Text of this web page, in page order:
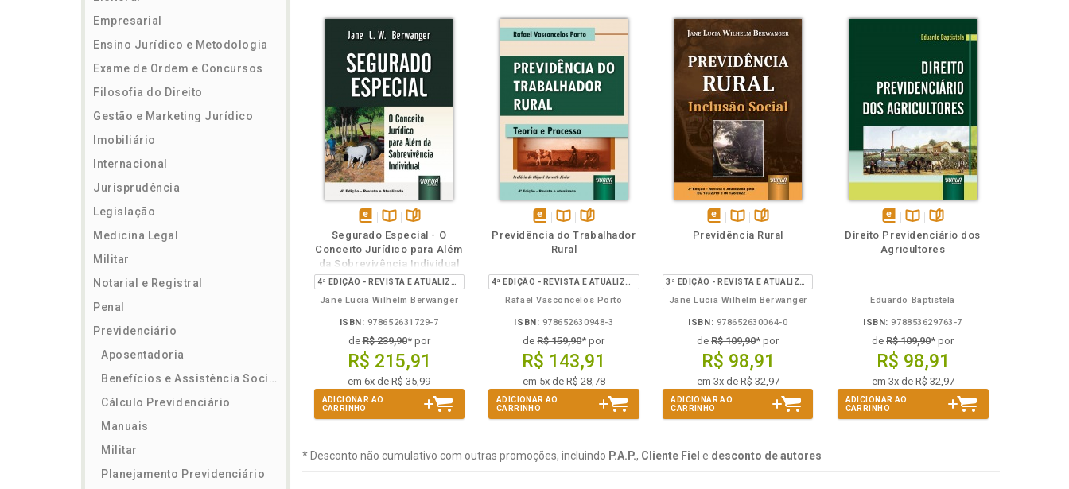
Empresarial
Ensino Jurídico e Metodologia
Exame de Ordem e Concursos
Filosofia do Direito
Gestão e Marketing Jurídico
Imobiliário
Internacional
Jurisprudência
Legislação
Medicina Legal
Militar
Notarial e Registral
Penal
Previdenciário
Aposentadoria
Benefícios e Assistência Social
Cálculo Previdenciário
Manuais
Militar
Planejamento Previdenciário
disponível
em
eBook
Disponível
na
B.V.
páginas
Segurado Especial - O
Conceito Jurídico para Além
da Sobrevivência Individual
Jane Lucia Wilhelm Berwanger
ISBN: 978652631729-7
deR$ 239,90* por
R$ 215,91
em 6x de R$ 35,99
ADICIONAR AO
CARRINHO
Também
disponível
Também
Disponível
na
páginas
Previdência do Trabalhador
Rural
Rafael Vasconcelos Porto
ISBN: 978652630948-3
deR$ 159,90* por
R$ 143,91
em 5x de R$ 28,78
ADICIONAR AO
CARRINHO
disponível
Também
Disponível
Folheie
páginas
Previdência Rural
Jane Lucia Wilhelm Berwanger
ISBN: 978652630064-0
deR$ 109,90* por
R$ 98,91
em 3x de R$ 32,97
ADICIONAR AO
CARRINHO
disponível
em
Também
Disponível
na
Folheie
páginas
Direito Previdenciário dos
Agricultores
Eduardo Baptistela
ISBN: 978853629763-7
deR$ 109,90* por
R$ 98,91
em 3x de R$ 32,97
ADICIONAR AO
CARRINHO
* Desconto não cumulativo com outras promoções, incluindo P.A.P., Cliente Fiel e desconto de autores